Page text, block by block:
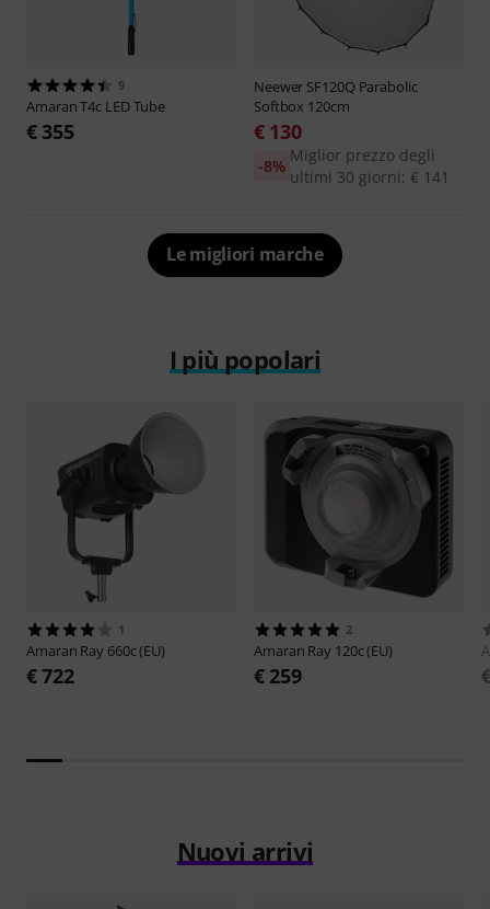
9
AmaranT4c LED Tube
€ 355
Neewer SF120Q Parabolic
Softbox 120cm
€ 130
Miglior prezzo degli
ultimi 30 giorni: € 141
-8%
Le migliori marche
I più popolari
1
Amaran Ray 660c (EU)
€ 722
2
Amaran Ray 120c (EU)
€ 259
Nuovi arrivi